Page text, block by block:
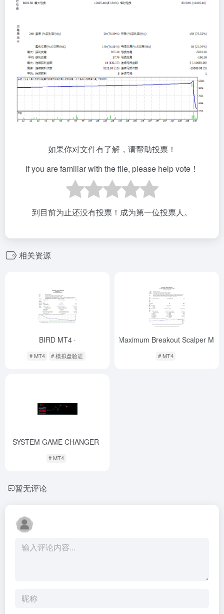
如果你对文件有了解，请帮助投票！
If you are familiar with the file, please help vote！
到目前为止还没有投票！成为第一位投票人。
相关资源
BIRD MT4-
# MT4 # 模拟盘验证
EA Maximum Breakout Scalper MT4
# MT4
SYSTEM GAME CHANGER -
# MT4
暂无评论